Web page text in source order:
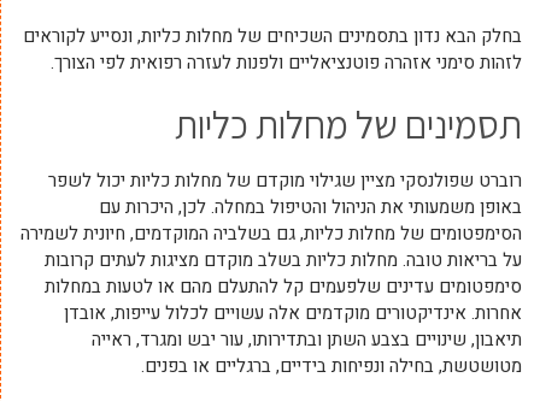
בחלק הבא נדון בתסמינים השכיחים של מחלות כליות, ונסייע לקוראים
לזהות סימני אזהרה פוטנציאליים ולפנות לעזרה רפואית לפי הצורך.
תסמינים של מחלות כליות
רוברט שפולנסקי מציין שגילוי מוקדם של מחלות כליות יכול לשפר
באופן משמעותי את הניהול והטיפול במחלה. לכן, היכרות עם
הסימפטומים של מחלות כליות, גם בשלביה המוקדמים, חיונית לשמירה
על בריאות טובה. מחלות כליות בשלב מוקדם מציגות לעתים קרובות
סימפטומים עדינים שלפעמים קל להתעלם מהם או לטעות במחלות
אחרות. אינדיקטורים מוקדמים אלה עשויים לכלול עייפות, אובדן
תיאבון, שינויים בצבע השתן ובתדירותו, עור יבש ומגרד, ראייה
מטושטשת, בחילה ונפיחות בידיים, ברגליים או בפנים.